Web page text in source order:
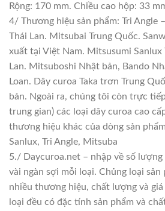
Rộng: 170 mm. Chiều cao hộp: 33
4/ Thương hiệu sản phẩm: Tri Angle
Thái Lan. Mitsubai Trung Quốc.
xuất tại Việt Nam. Mitsusumi Sanlux
Lan. Mitsuboshi Nhật bản, Bando
Loan. Dây curoa Taka trơn Trung
bản. Ngoài ra, chúng tôi còn trực
trung gian) các loại dây curoa cao
thương hiệu khác của dòng sản
Sanlux, Tri Angle, Mitsuba
5./ Daycuroa.net – nhập về số
vài ngàn sợi mỗi loại. Chủng loại sản
nhiều thương hiệu, chất lượng và
loại đều có đặc tính sản phẩm và